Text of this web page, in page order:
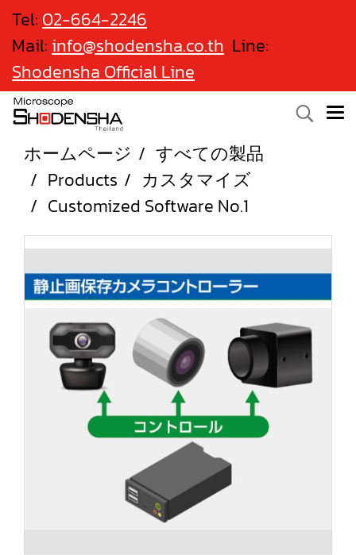
Tel: 02-664-2246
Mail: info@shodensha.co.th Line:
Shodensha Official Line
ホームページ
すべての製品
Products
カスタマイズ
Customized Software No.1